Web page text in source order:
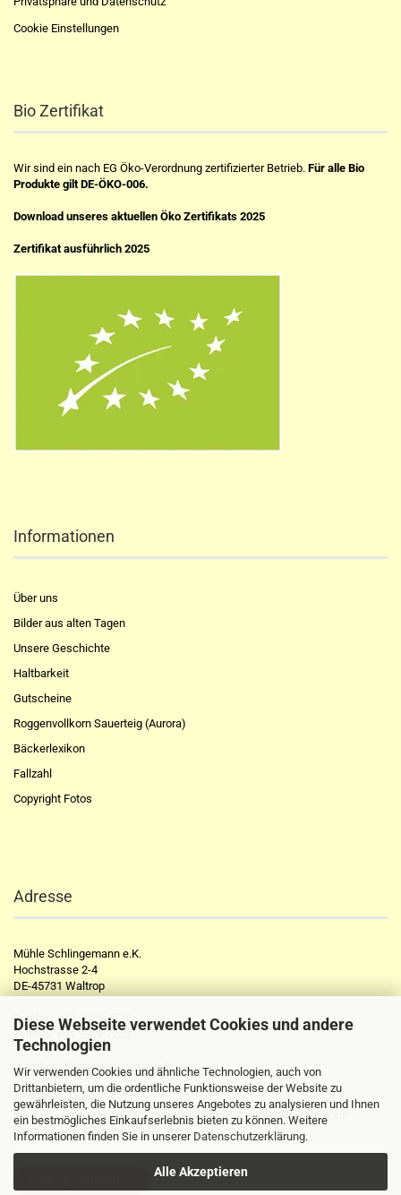
Diese Webseite verwendet Cookies und andere
Technologien
Wir verwenden Cookies und ähnliche Technologien, auch von
Drittanbietern, um die ordentliche Funktionsweise der Website zu
gewährleisten, die Nutzung unseres Angebotes zu analysieren und Ihnen
ein bestmögliches Einkaufserlebnis bieten zu können. Weitere
Informationen finden Sie in unserer Datenschutzerklärung.
Alle Akzeptieren
Cookie Einstellungen
Bio Zertifikat
Wir sind ein nach EG Öko-Verordnung zertifizierter Betrieb. Für alle Bio
Produkte gilt DE-ÖKO-006.
Download unseres aktuellen Öko Zertifikats 2025
Zertifikat ausführlich 2025
Informationen
Über uns
Bilder aus alten Tagen
Unsere Geschichte
Haltbarkeit
Gutscheine
Roggenvollkorn Sauerteig (Aurora)
Bäckerlexikon
Fallzahl
Copyright Fotos
Adresse
Mühle Schlingemann e.K.
Hochstrasse 2-4
DE-45731 Waltrop
Telefon: +49 2309 2776
Telefax: +49 2309 72297
mail@muehle-schlingemann.de
Öffnungszeiten:
Montag - Freitag von 8.00 Uhr - 13.00 Uhr und von 14.00 - 18.00Uhr
Samstag von 8.00 Uhr - 13.00 Uhr